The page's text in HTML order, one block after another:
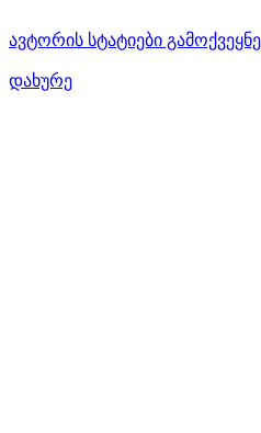
ავტორის სტატიები
დახურე